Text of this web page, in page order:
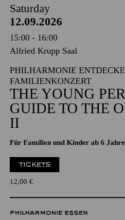
Saturday
12.09.2026
15:00 - 16:00
Alfried Krupp Saal
PHILHARMONIE
FAMILIENKONZERT
THE YOUNG
GUIDE TO THE
II
Für Familien und Kinder ab 6
TICKETS
12,00 €
PHILHARMONIE ESSEN